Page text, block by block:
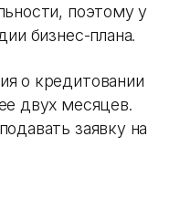
поэтому у
бизнес-плана.
о кредитовании
двух месяцев.
заявку на